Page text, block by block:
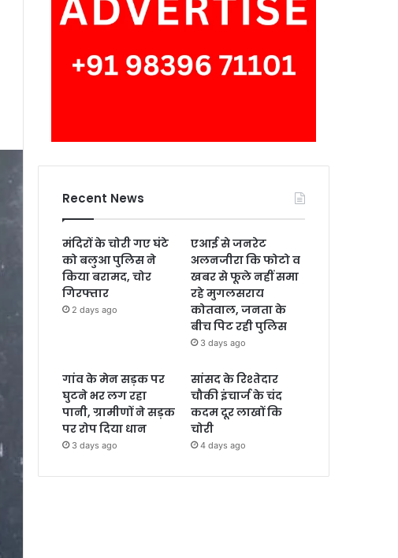
Recent News
मंदिरों के चोरी गए घंटे
को बलुआ पुलिस ने
किया बरामद, चोर
गिरफ्तार
2 days ago
एआई से जनरेट
अलनजीरा कि फोटो व
खबर से फूले नहीं समा
रहे मुगलसराय
कोतवाल, जनता के
बीच पिट रही पुलिस
3 days ago
गांव के मेन सड़क पर
घुटने भर लग रहा
पानी, ग्रामीणों ने सड़क
पर रोप दिया धान
3 days ago
सांसद के रिश्तेदार
चौकी इंचार्ज के चंद
कदम दूर लाखों कि
चोरी
4 days ago